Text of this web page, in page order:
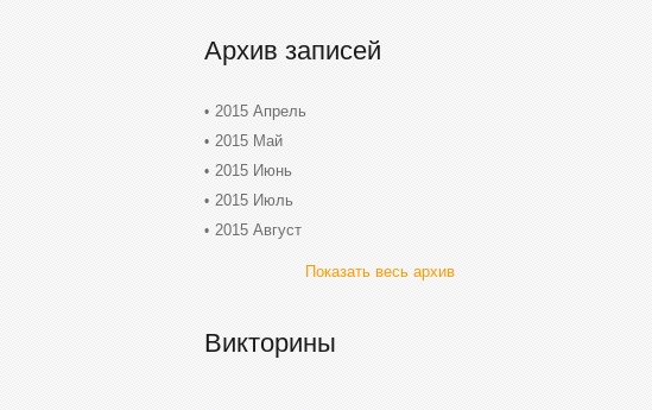
Архив записей
2015 Апрель
2015 Май
2015 Июнь
2015 Июль
2015 Август
Показать весь архив
Викторины